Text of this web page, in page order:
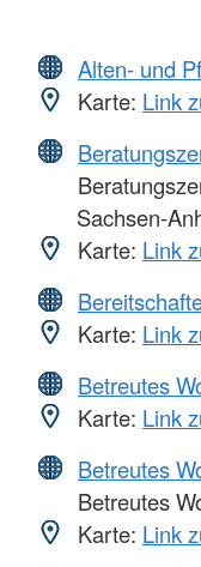
Alten- und
Karte: Link
Sachsen-
Karte: Link
Karte: Link
Betreutes
Karte: Link
Betreutes
Betreutes
Karte: Link